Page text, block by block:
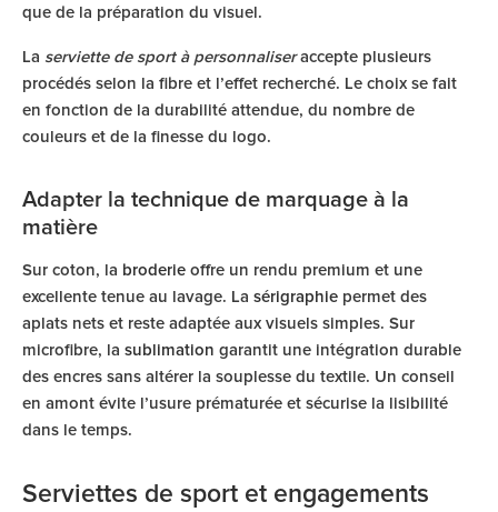
que de la préparation du visuel.
La serviette de sport à personnaliseraccepte plusieurs
procédés selon la fibre et l’effet recherché. Le choix se fait
en fonction de la durabilité attendue, du nombre de
couleurs et de la finesse du logo.
Adapter la technique de marquage à la
matière
Sur coton, la broderie offre un rendu premium et une
excellente tenue au lavage. La sérigraphie permet des
aplats nets et reste adaptée aux visuels simples. Sur
microfibre, la sublimation garantit une intégration durable
des encres sans altérer la souplesse du textile. Un conseil
en amont évite l’usure prématurée et sécurise la lisibilité
dans le temps.
Serviettes de sport et engagements